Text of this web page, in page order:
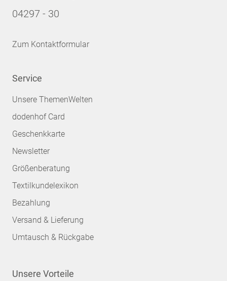
04297 - 30
Zum Kontaktformular
Service
Unsere ThemenWelten
dodenhof Card
Geschenkkarte
Newsletter
Größenberatung
Textilkundelexikon
Bezahlung
Versand & Lieferung
Umtausch & Rückgabe
Unsere Vorteile